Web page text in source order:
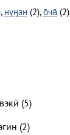
нуӈан (2),о̄ча̄
(5)
(2)